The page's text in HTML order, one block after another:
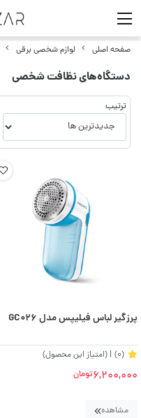
صفحه اصلی لوازم شخصی برقی
دستگاه‌های نظافت شخصی
ترتیب
پرزگیر لباس فیلیپس مدل GC026
(0) | (امتیاز این محصول)
6,200,000تومان
مشاهده